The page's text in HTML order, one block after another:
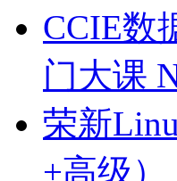
CCIE数
门大课
荣新
+高级）